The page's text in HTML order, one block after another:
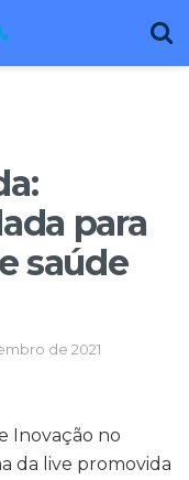
para
saúde
de 2021
Inovação no
da live promovida